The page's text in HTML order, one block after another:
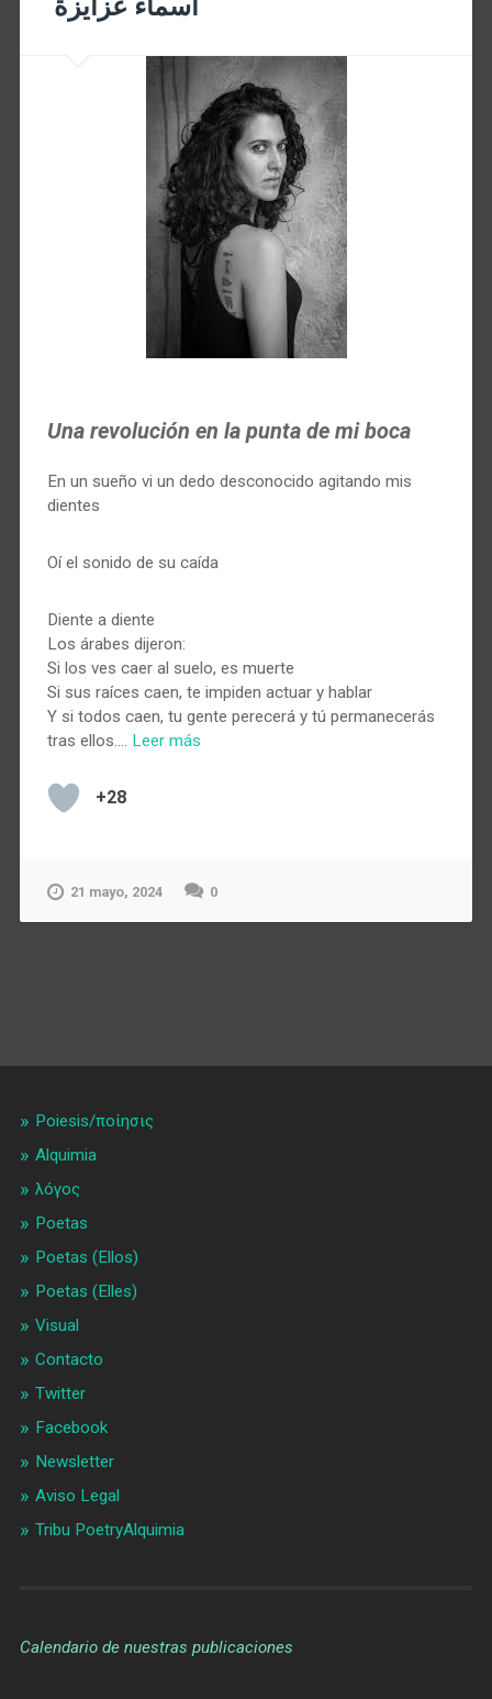
Una revolución en la punta de mi boca
En un sueño vi un dedo desconocido agitando mis
dientes
Oí el sonido de su caída
Diente a diente
Los árabes dijeron:
Si los ves caer al suelo, es muerte
Si sus raíces caen, te impiden actuar y hablar
Y si todos caen, tu gente perecerá y tú permanecerás
tras ellos.… Leer más
+28
21 mayo, 2024 0
Poiesis/ποίησις
Alquimia
λóγος
Poetas
Poetas (Ellos)
Poetas (Elles)
Visual
Contacto
Twitter
Facebook
Newsletter
Aviso Legal
Tribu PoetryAlquimia
Calendario de nuestras publicaciones